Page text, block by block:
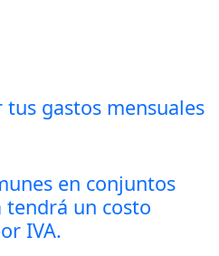
tus gastos mensuales
en conjuntos
tendrá un costo
IVA.